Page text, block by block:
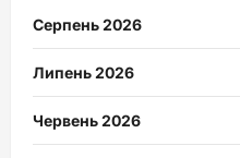
Серпень 2026
Липень 2026
Червень 2026